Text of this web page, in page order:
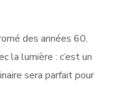
des années 60.
la lumière : c’est un
sera parfait pour